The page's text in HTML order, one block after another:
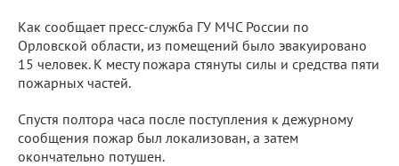
Как сообщает пресс-служба ГУ МЧС России по
Орловской области, из помещений было эвакуировано
15 человек. К месту пожара стянуты силы и средства пяти
пожарных частей.
Спустя полтора часа после поступления к дежурному
сообщения пожар был локализован, а затем
окончательно потушен.